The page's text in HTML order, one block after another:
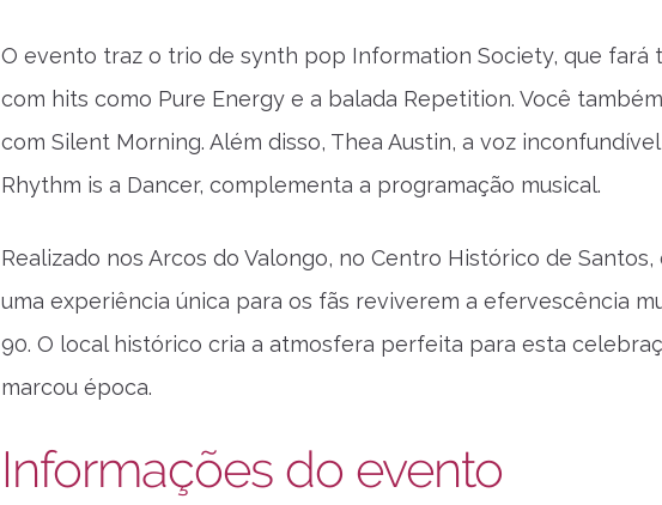
O evento traz o trio de synth pop Information Society, que fará
com hits como Pure Energy e a balada Repetition. Você
com Silent Morning. Além disso, Thea Austin, a voz
Rhythm is a Dancer, complementa a programação musical.
Realizado nos Arcos do Valongo, no Centro Histórico de
uma experiência única para os fãs reviverem a efervescência
90. O local histórico cria a atmosfera perfeita para esta
marcou época.
Informações do evento